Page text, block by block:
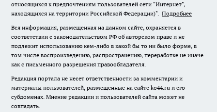
относящихся к предпочтениям пользователей сети "Интернет",
находящихся на территории Российской Федерации)". Подробнее
Вся информация, размещенная на данном сайте, охраняется в
соответствии с законодательством РФ об авторском праве и не
подлежит использованию кем-либо в какой бы то ни было форме, в
том числе воспроизведению, распространению, переработке не иначе
как с письменного разрешения правообладателя.
Редакция портала не несет ответственности за комментарии и
материалы пользователей, размещенные на сайте ko44.ru и его
субдоменах. Мнение редакции и пользователей сайта может не
совпадать.